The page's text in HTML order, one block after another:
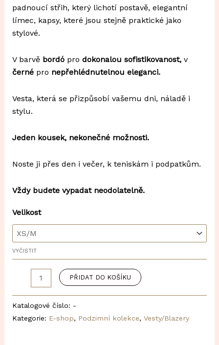
padnoucí střih, který lichotí postavě, elegantní
límec, kapsy, které jsou stejně praktické jako
stylové.
V barvě bordópro dokonalou sofistikovanost,v
černépro nepřehlédnutelnou eleganci.
Vesta, která se přizpůsobí vašemu dni, náladě i
stylu.
Jeden kousek, nekonečné možnosti.
Noste ji přes den i večer, k teniskám i podpatkům.
Vždy budete vypadat neodolatelně.
Velikost
VYČISTIT
Dámská
vesta
BLACK
2025
PŘIDAT DO KOŠÍKU
Katalogové číslo: -
Kategorie: E-shop, Podzimní kolekce, Vesty/Blazery